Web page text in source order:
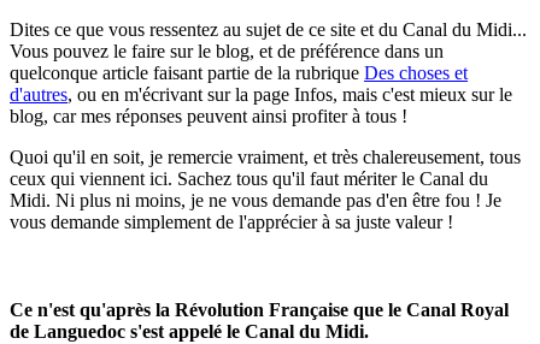
Dites ce que vous ressentez au sujet de ce site et du Canal du Midi...
Vous pouvez le faire sur le blog, et de préférence dans un
quelconque article faisant partie de la rubrique Des choses et
d'autres, ou en m'écrivant sur la page Infos, mais c'est mieux sur le
blog, car mes réponses peuvent ainsi profiter à tous !
Quoi qu'il en soit, je remercie vraiment, et très chalereusement, tous
ceux qui viennent ici. Sachez tous qu'il faut mériter le Canal du
Midi. Ni plus ni moins, je ne vous demande pas d'en être fou ! Je
vous demande simplement de l'apprécier à sa juste valeur !
Ce n'est qu'après la Révolution Française que le Canal Royal
de Languedoc s'est appelé le Canal du Midi.